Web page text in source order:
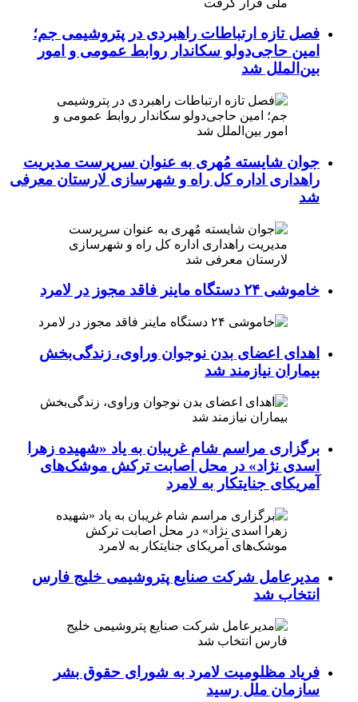
فصل تازه ارتباطات راهبردی در پتروشیمی جم؛
امین حاجی‌دولو سکاندار روابط عمومی و امور
بین‌الملل شد
جوان شایسته مُهری به عنوان سرپرست مدیریت
راهداری اداره کل راه و شهرسازی لارستان معرفی
شد
خاموشی ۲۴ دستگاه ماینر فاقد مجوز در لامرد
اهدای اعضای بدن نوجوان وراوی، زندگی‌بخش
بیماران نیازمند شد
برگزاری مراسم شام غریبان به یاد «شهیده زهرا
اسدی نژاد» در محل اصابت ترکش موشک‌های
آمریکای جنایتکار به لامرد
مدیرعامل شرکت صنایع پتروشیمی خلیج فارس
انتخاب شد
فریاد مظلومیت لامرد به شورای حقوق بشر
سازمان ملل رسید